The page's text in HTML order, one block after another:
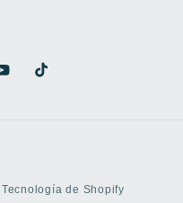
TikTok
Tecnología de Shopify